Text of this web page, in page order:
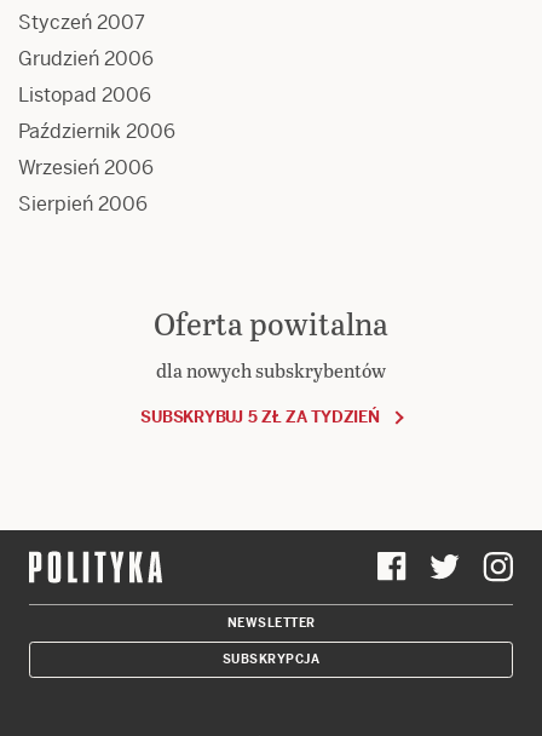
Styczeń 2007
Grudzień 2006
Listopad 2006
Październik 2006
Wrzesień 2006
Sierpień 2006
Oferta powitalna
dla nowych subskrybentów
SUBSKRYBUJ 5 ZŁ ZA TYDZIEŃ
NEWSLETTER
SUBSKRYPCJA